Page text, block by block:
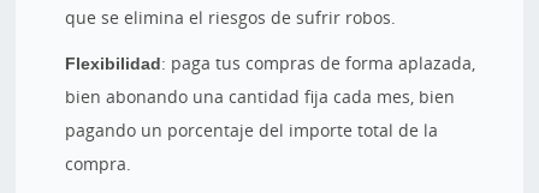
que se elimina el riesgos de sufrir robos.
Flexibilidad: paga tus compras de forma aplazada,
bien abonando una cantidad fija cada mes, bien
pagando un porcentaje del importe total de la
compra.